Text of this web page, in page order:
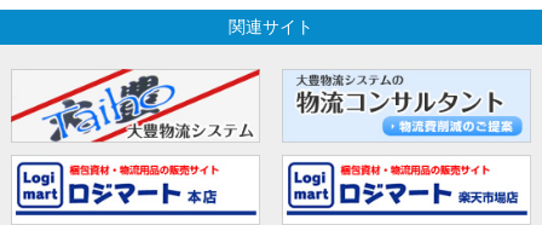
関連サイト